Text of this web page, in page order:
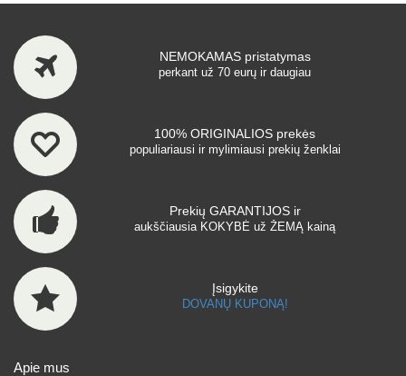
NEMOKAMAS pristatymas
perkant už 70 eurų ir daugiau
100% ORIGINALIOS prekės
populiariausi ir mylimiausi prekių ženklai
Prekių GARANTIJOS ir
aukščiausia KOKYBĖ už ŽEMĄ kainą
Įsigykite
DOVANŲ KUPONĄ!
Apie mus